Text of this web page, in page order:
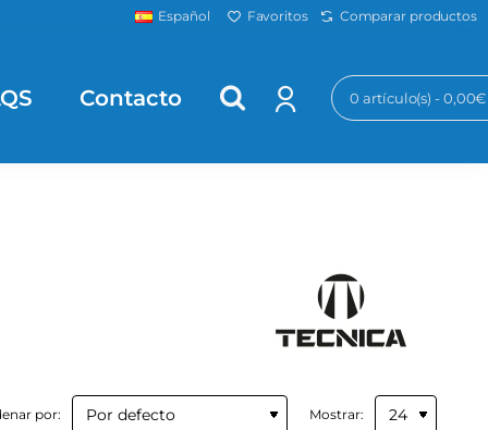
Español Favoritos Comparar productos
Contacto 0 artículo(s) - 0,00€
por: Mostrar: